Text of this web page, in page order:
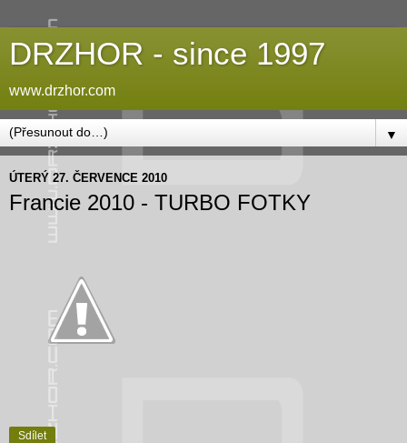
DRZHOR - since 1997
www.drzhor.com
▼
ÚTERÝ 27. ČERVENCE 2010
Francie 2010 - TURBO FOTKY
Sdílet